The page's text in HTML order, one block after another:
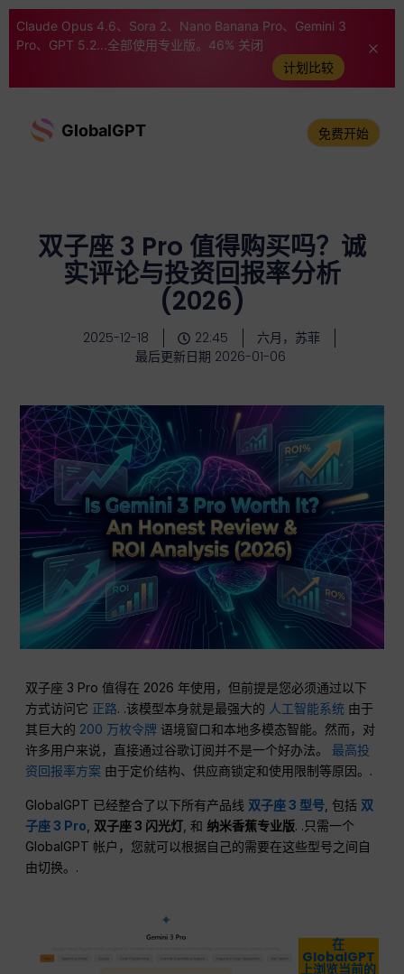
Claude Opus 4.6、Sora 2、Nano Banana Pro、Gemini 3
Pro、GPT 5.2...全部使用专业版。46% 关闭
计划比较
GlobalGPT 免费开始
双子座 3 Pro 值得购买吗？诚
实评论与投资回报率分析
(2026)
2025-12-18 22:45
六月，苏菲
最后更新日期 2026-01-06
双子座 3 Pro 值得在 2026 年使用，但前提是您必须通过以下
方式访问它 正路. .该模型本身就是最强大的 人工智能系统 由于
其巨大的 200 万枚令牌 语境窗口和本地多模态智能。然而，对
许多用户来说，直接通过谷歌订阅并不是一个好办法。 最高投
资回报率方案 由于定价结构、供应商锁定和使用限制等原因。.
GlobalGPT 已经整合了以下所有产品线 双子座 3 型号 , 包括 双
子座 3 Pro 双子座 3 闪光灯 , 和 纳米香蕉专业版. .只需一个
GlobalGPT 帐户，您就可以根据自己的需要在这些型号之间自
由切换。.
在
GlobalGPT
上浏览当前的